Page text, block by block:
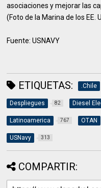
asociaciones y mejorar las
(Foto de la Marina de los EE.
Fuente: USNAVY
ETIQUETAS: .Chile
Despliegues 82 Diesel
Latinoamerica 767 OTAN
USNavy 313
COMPARTIR: